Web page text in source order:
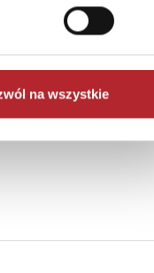
na wszystkie